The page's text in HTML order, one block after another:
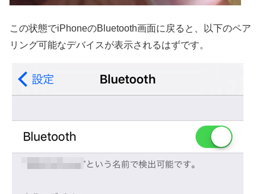
この状態でiPhoneのBluetooth画面に戻ると、以下のペア
リング可能なデバイスが表示されるはずです。